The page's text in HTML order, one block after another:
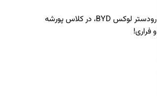
رودستر لوکس BYD، در کلاس پورشه
و فراری!